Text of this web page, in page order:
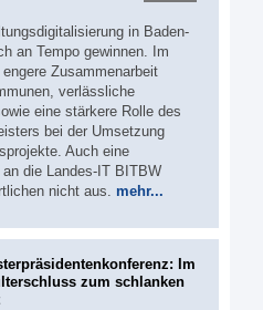
in Baden-
an Tempo gewinnen. Im
Zusammenarbeit
verlässliche
eine stärkere Rolle des
bei der Umsetzung
Auch eine
an die Landes-IT BITBW
nicht aus. mehr...
Im
zum schlanken